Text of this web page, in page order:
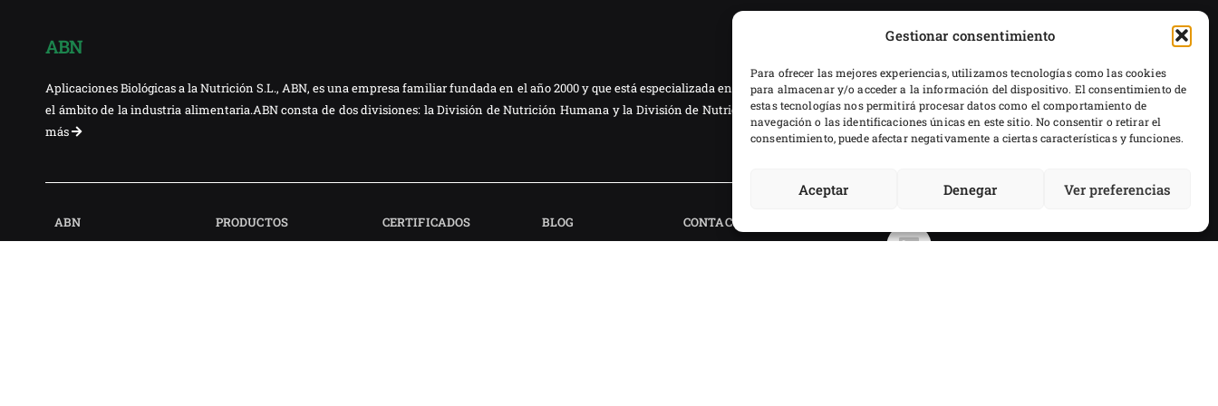
Gestionar consentimiento
Para ofrecer las mejores experiencias, utilizamos tecnologías como las cookies
para almacenar y/o acceder a la información del dispositivo. El consentimiento de
estas tecnologías nos permitirá procesar datos como el comportamiento de
navegación o las identificaciones únicas en este sitio. No consentir o retirar el
consentimiento, puede afectar negativamente a ciertas características y funciones.
Aceptar Denegar Ver preferencias
ABN
Aplicaciones Biológicas a la Nutrición S.L., ABN, es una empresa familiar fundada en el año 2000 y que está especializada en dar soluciones en
el ámbito de la industria alimentaria.ABN consta de dos divisiones: la División de Nutrición Humana y la División de Nutrición Animal.Leer
más
ABN PRODUCTOS CERTIFICADOS BLOG CONTACTO
CONTACTA CON NOSOTROS
+34 916 363 370
Dirección:Avenida de Mercurio, 4 28229 Villanueva
del Pardillo. Madrid. SPAIN